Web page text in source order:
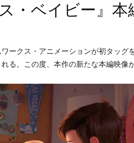
・ベイビー』本
ークス・アニメーションが初タッグ
る。この度、本作の新たな本編映像